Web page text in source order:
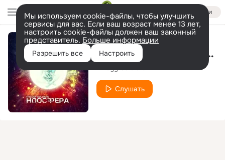
Войти
Мы используем cookie-файлы, чтобы улучшить
сервисы для вас. Если ваш возраст менее 13 лет,
настроить cookie-файлы должен ваш законный
представитель. Больше информации
Разрешить все Настроить Ноосфера (Nekby, Lenar)
Слушать